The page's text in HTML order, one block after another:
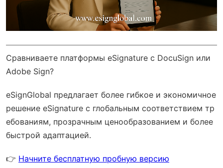
Сравниваете платформы eSignature с DocuSign или
Adobe Sign?
eSignGlobal предлагает более гибкое и экономичное
решение eSignature с глобальным соответствием тр
ебованиям, прозрачным ценообразованием и более
быстрой адаптацией.
👉 Начните бесплатную пробную версию